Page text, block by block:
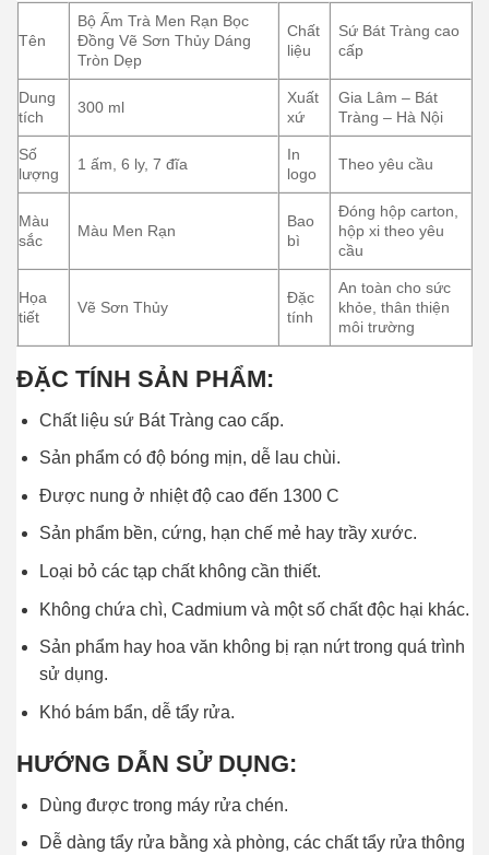
Tên
Bộ Ấm Trà Men Rạn Bọc
Đồng Vẽ Sơn Thủy Dáng
Tròn Dẹp
Chất
liệu
Sứ Bát Tràng cao
cấp
Dung
tích
300 ml
Xuất
xứ
Gia Lâm – Bát
Tràng – Hà Nội
Số
lượng
1 ấm, 6 ly, 7 đĩa
In
logo
Theo yêu cầu
Màu
sắc
Màu Men Rạn
Bao
bì
Đóng hộp carton,
hộp xi theo yêu
cầu
Họa
tiết
Vẽ Sơn Thủy
Đặc
tính
An toàn cho sức
khỏe, thân thiện
môi trường
ĐẶC TÍNH SẢN PHẨM:
Chất liệu sứ Bát Tràng cao cấp.
Sản phẩm có độ bóng mịn, dễ lau chùi.
Được nung ở nhiệt độ cao đến 1300 C
Sản phẩm bền, cứng, hạn chế mẻ hay trầy xước.
Loại bỏ các tạp chất không cần thiết.
Không chứa chì, Cadmium và một số chất độc hại khác.
Sản phẩm hay hoa văn không bị rạn nứt trong quá trình
sử dụng.
Khó bám bẩn, dễ tẩy rửa.
HƯỚNG DẪN SỬ DỤNG:
Dùng được trong máy rửa chén.
Dễ dàng tẩy rửa bằng xà phòng, các chất tẩy rửa thông